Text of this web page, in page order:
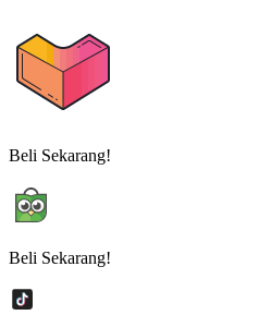
Beli Sekarang!
Beli Sekarang!